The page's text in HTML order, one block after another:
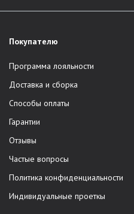
Покупателю
Программа лояльности
Доставка и сборка
Способы оплаты
Гарантии
Отзывы
Частые вопросы
Политика конфиденциальности
Индивидуальные проеткы